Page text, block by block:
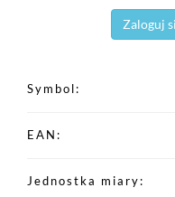
Zaloguj
Symbol
EAN
Jednostka miary